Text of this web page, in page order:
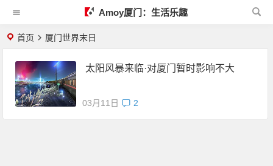
Amoy厦门：生活乐趣
首页 厦门世界末日
太阳风暴来临·对厦门暂时影响不大
03月11日 2